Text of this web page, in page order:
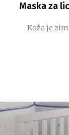
Maska za
Koža je